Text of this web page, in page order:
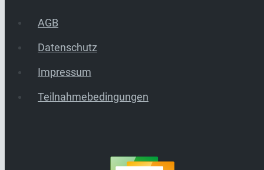
AGB
Datenschutz
Impressum
Teilnahmebedingungen